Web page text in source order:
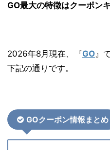
GO最大の特徴はクーポン
2026年8月現在、『GO』
下記の通りです。
GOクーポン情報まとめ